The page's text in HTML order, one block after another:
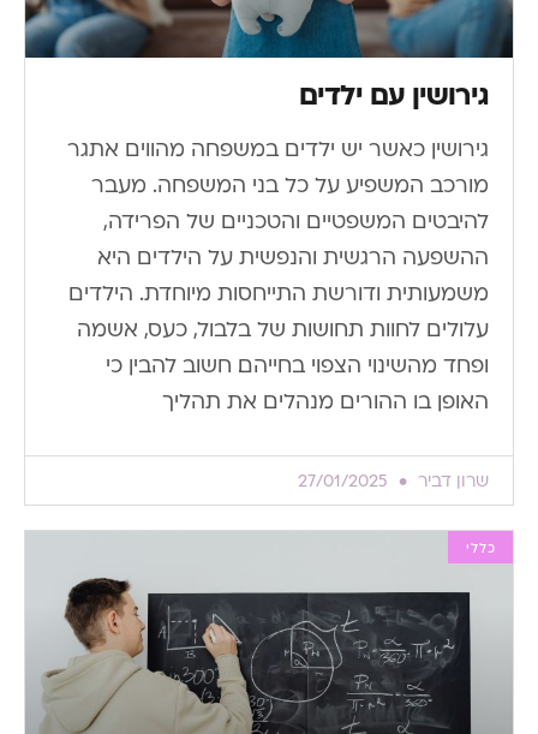
גירושין עם ילדים
גירושין כאשר יש ילדים במשפחה מהווים אתגר
מורכב המשפיע על כל בני המשפחה. מעבר
להיבטים המשפטיים והטכניים של הפרידה,
ההשפעה הרגשית והנפשית על הילדים היא
משמעותית ודורשת התייחסות מיוחדת. הילדים
עלולים לחוות תחושות של בלבול, כעס, אשמה
ופחד מהשינוי הצפוי בחייהם. חשוב להבין כי
האופן בו ההורים מנהלים את תהליך
שרון דביר
כללי